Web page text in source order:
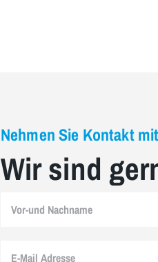
Nehmen Sie Kontakt
Wir sind